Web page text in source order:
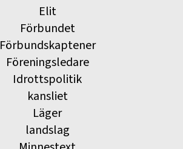
Elit
Förbundet
Förbundskaptener
Föreningsledare
Idrottspolitik
kansliet
Läger
landslag